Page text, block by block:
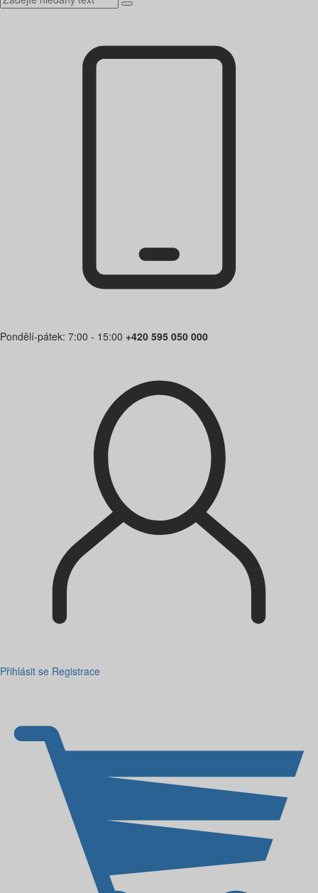
Pondělí-pátek: 7:00 - 15:00 +420 595 050 000
Přihlásit se Registrace